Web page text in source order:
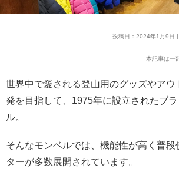
投稿日：2024年1月9日
本記事は一
世界中で愛される登山用のグッズやアウ
発を目指して、1975年に設立されたブ
ル。
そんなモンベルでは、機能性が高く普段
ターが多数展開されています。